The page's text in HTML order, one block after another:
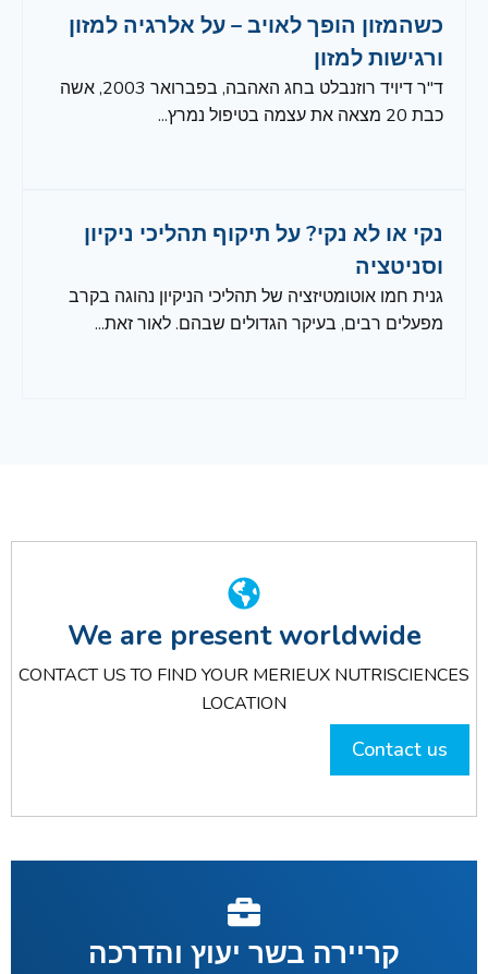
כשהמזון הופך לאויב – על אלרגיה למזון
ורגישות למזון
ד"ר דיויד רוזנבלט בחג האהבה, בפברואר 2003, אשה
כבת 20 מצאה את עצמה בטיפול נמרץ...
נקי או לא נקי? על תיקוף תהליכי ניקיון
וסניטציה
גנית חמו אוטומטיזציה של תהליכי הניקיון נהוגה בקרב
מפעלים רבים, בעיקר הגדולים שבהם. לאור זאת...
Contact us
We are present worldwide
CONTACT US TO FIND YOUR MERIEUX NUTRISCIENCES
LOCATION
קריירה בשר יעוץ והדרכה